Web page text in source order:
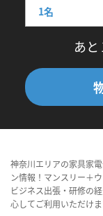
あと
神奈川エリアの家具家
ン情報！マンスリー＋
ビジネス出張・研修の
心してご利用いただけ